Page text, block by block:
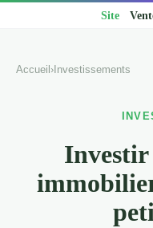
Accueil › Investissements
Investir